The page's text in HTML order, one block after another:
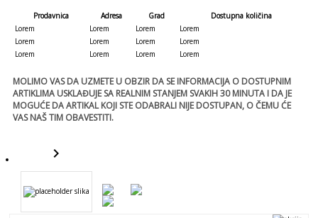
Prodavnica Adresa Grad
Dostupna količina
Lorem
Lorem Lorem
Lorem
Lorem
Lorem Lorem
Lorem
Lorem
Lorem Lorem Lorem
MOLIMO VAS DA UZMETE U OBZIR DA SE INFORMACIJA O DOSTUPNIM
ARTIKLIMA USKLAĐUJE SA REALNIM STANJEM SVAKIH 30 MINUTA I DA JE
MOGUĆE DA ARTIKAL KOJI STE ODABRALI NIJE DOSTUPAN, O ČEMU ĆE
VAS NAŠ TIM OBAVESTITI.
keyboard_arrow_right